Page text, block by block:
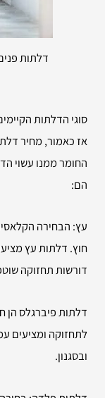
דלתות
סוגי הדלתות
אז כאמור, מחיר
החומר ממנו עשוי
הם:
עץ: הבחירה
חוץ. דלתות עץ
דורשות תחזוקה
דלתות פיברגלס הן
לתחזוקה ומציעים
ובסגנון.